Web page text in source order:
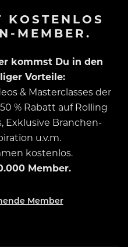
KOSTENLOS
MEMBER.
kommst Du in den
Vorteile:
& Masterclasses der
% Rabatt auf Rolling
Exklusive Branchen-
u.v.m.
kostenlos.
Member.
Member